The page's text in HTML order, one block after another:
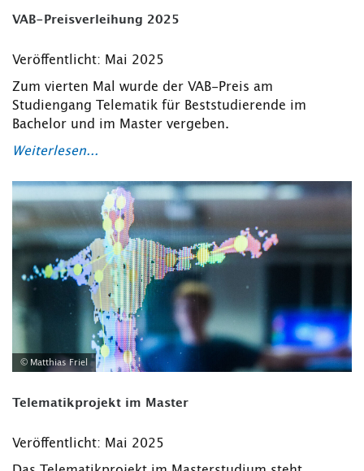
VAB-Preisverleihung 2025
Veröffentlicht: Mai 2025
Zum vierten Mal wurde der VAB-Preis am
Studiengang Telematik für Beststudierende im
Bachelor und im Master vergeben.
Weiterlesen...
© Matthias Friel
Telematikprojekt im Master
Veröffentlicht: Mai 2025